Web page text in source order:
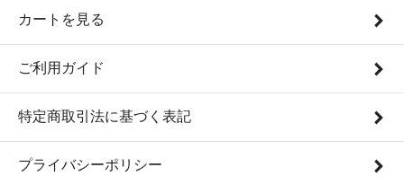
カートを見る
ご利用ガイド
特定商取引法に基づく表記
プライバシーポリシー